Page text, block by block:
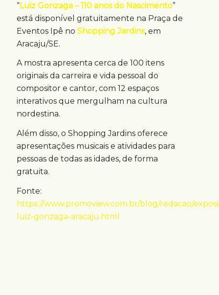
“Luiz Gonzaga – 110 anos do Nascimento”
está disponível gratuitamente na Praça de
Eventos Ipê no Shopping Jardins, em
Aracaju/SE.
A mostra apresenta cerca de 100 itens
originais da carreira e vida pessoal do
compositor e cantor, com 12 espaços
interativos que mergulham na cultura
nordestina.
Além disso, o Shopping Jardins oferece
apresentações musicais e atividades para
pessoas de todas as idades, de forma
gratuita.
Fonte:
https://www.promoview.com.br/blog/redacao/
luiz-gonzaga-aracaju.html